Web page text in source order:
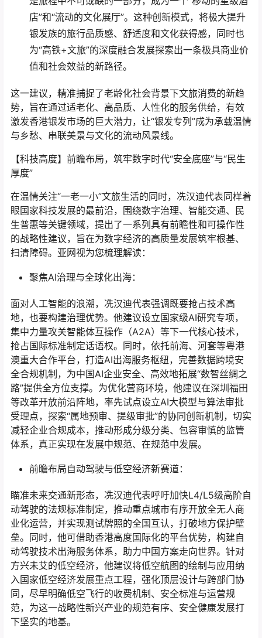
店”和“流动的文化展厅”。这种创新模式，将极大提升
银发族的旅行品质感、舒适度和文化获得感，同时也
为“高铁+文旅”的深度融合发展探索出一条极具商业价
值和社会效益的新路径。
这一建议，精准捕捉了老龄化社会背景下文旅消费的新趋
势，旨在通过适老化、高品质、人性化的服务供给，有效
激发香港银发市场的巨大潜力，让“银发专列”成为承载温情
与乡愁、串联美景与文化的流动风景线。
【科技高度】前瞻布局，筑牢数字时代“安全底座”与“民生
厚度”
在温情关注“一老一小”文旅生活的同时，冼汉迪代表同样着
眼国家科技发展的最前沿，围绕数字治理、智能交通、民
生普惠等关键领域，提出了一系列具有前瞻性和可操作性
的战略性建议，旨在为数字经济的高质量发展筑牢根基、
扫清障碍。亚网视为您梳理解读：
聚焦AI治理与全球化出海：
面对人工智能的浪潮，冼汉迪代表强调既要抢占技术高
地，也要构建治理优势。他建议设立国家级AI研究专项，
集中力量攻关智能体互操作（A2A）等下一代核心技术，
抢占国际标准制定话语权。同时，依托前海、河套等粤港
澳重大合作平台，打造AI出海服务枢纽，完善数据跨境安
全合规机制，为中国AI企业安全、高效地拓展“数智丝绸之
路”提供全方位支撑。为优化营商环境，他建议在深圳福田
等改革开放前沿阵地，率先试点设立AI大模型与算法审批
受理点，探索“属地预审、提级审批”的协同创新机制，切实
减轻企业合规成本，推动形成分级分类、包容审慎的监管
体系，真正实现在发展中规范、在规范中发展。
前瞻布局自动驾驶与低空经济新赛道：
瞄准未来交通新形态，冼汉迪代表呼吁加快L4/L5级高阶自
动驾驶的法规标准制定，推动重点城市有序开放全无人商
业化运营，并实现测试牌照的全国互认，打破地方保护壁
垒。同时，他可借助香港高度国际化的平台优势，构建自
动驾驶技术出海服务体系，助力中国方案走向世界。针对
方兴未艾的低空经济，他建议将低空航图的绘制与应用纳
入国家低空经济发展重点工程，强化顶层设计与跨部门协
同，尽早明确低空飞行的收费机制、安全标准与运营规
范，为这一战略性新兴产业的规范有序、安全健康发展打
下坚实的地基。